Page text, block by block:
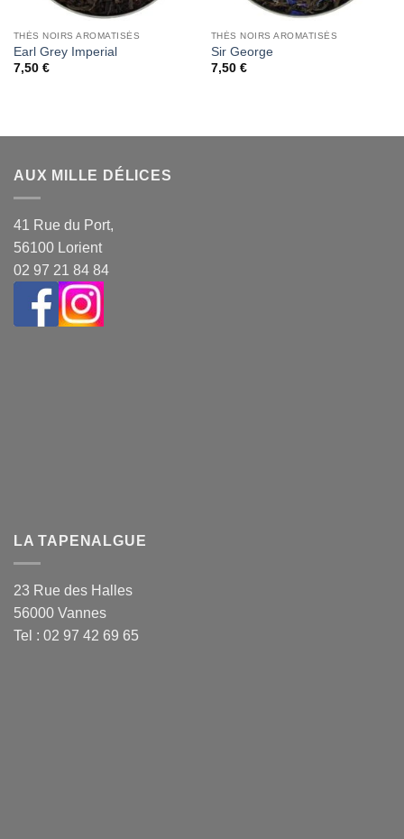
THÉS NOIRS AROMATISÉS
Earl Grey Imperial
7,50 €
THÉS NOIRS AROMATISÉS
Sir George
7,50 €
AUX MILLE DÉLICES
41 Rue du Port,
56100 Lorient
02 97 21 84 84
LA TAPENALGUE
23 Rue des Halles
56000 Vannes
Tel : 02 97 42 69 65